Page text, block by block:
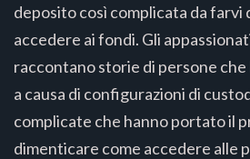
deposito così complicata da farvi
accedere ai fondi. Gli
raccontano storie di persone
a causa di configurazioni di
complicate che hanno portato il
dimenticare come accedere alle